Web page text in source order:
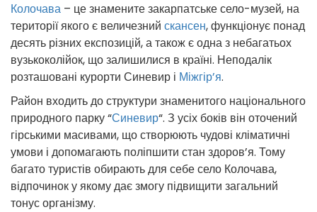
Колочава – це знамените закарпатське село-музей, на
території якого є величезний скансен, функціонує понад
десять різних експозицій, а також є одна з небагатьох
вузькоколійок, що залишилися в країні. Неподалік
розташовані курорти Синевир і Міжгір’я.
Район входить до структури знаменитого національного
природного парку “Синевир“. З усіх боків він оточений
гірськими масивами, що створюють чудові кліматичні
умови і допомагають поліпшити стан здоров’я. Тому
багато туристів обирають для себе село Колочава,
відпочинок у якому дає змогу підвищити загальний
тонус організму.